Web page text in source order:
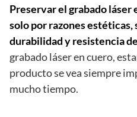
Preservar el grabado
solo por razones estéticas,
durabilidad y resistencia
grabado láser en cuero,
producto se vea siempre
mucho tiempo.